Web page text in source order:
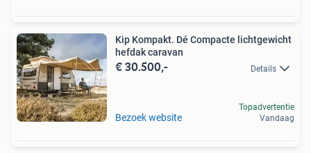
Kip Kompakt. Dé Compacte lichtgewicht
hefdak caravan
€ 30.500,- Details
Bezoek website
Topadvertentie
Vandaag